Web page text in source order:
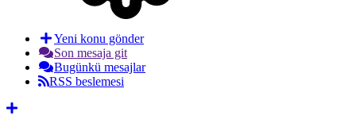
Yeni konu gönder
Son mesaja git
Bugünkü mesajlar
RSS beslemesi